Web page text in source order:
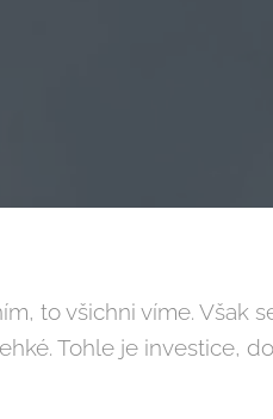
to všichni víme. Však
Tohle je investice,